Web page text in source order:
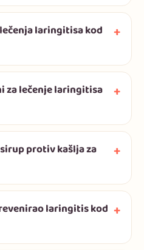
laringitisa kod
za lečenje laringitisa
protiv kašlja za
laringitis kod